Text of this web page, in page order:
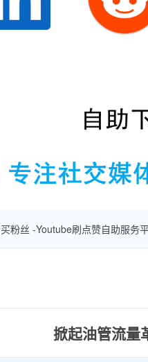
粉丝 -Youtube刷点赞自助服务
掀起油管流量